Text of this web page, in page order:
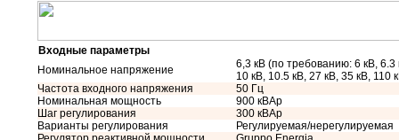
Входные параметры
Номинальное напряжение
6,3 кВ (по требованию: 6 кВ, 6.3
10 кВ, 10.5 кВ, 27 кВ, 35 кВ, 110
Частота входного напряжения
50 Гц
Номинальная мощность
900 кВАр
Шаг регулирования
300 кВАр
Варианты регулирования
Регулируемая/нерегулируемая